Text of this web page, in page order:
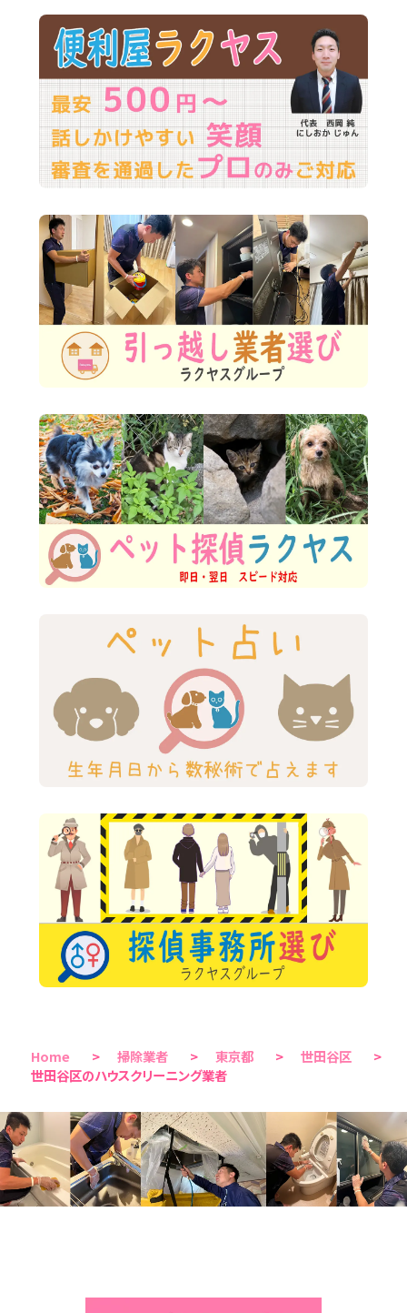
Home > 掃除業者 > 東京都 > 世田谷区
>
世田谷区のハウスクリーニング業者